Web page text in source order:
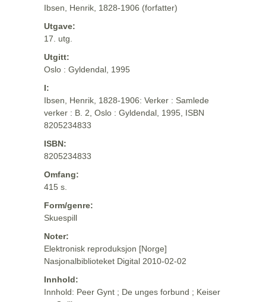
Ibsen, Henrik, 1828-1906 (forfatter)
Utgave:
17. utg.
Utgitt:
Oslo : Gyldendal, 1995
I:
Ibsen, Henrik, 1828-1906: Verker : Samlede
verker : B. 2, Oslo : Gyldendal, 1995, ISBN
8205234833
ISBN:
8205234833
Omfang:
415 s.
Form/genre:
Skuespill
Noter:
Elektronisk reproduksjon [Norge]
Nasjonalbiblioteket Digital 2010-02-02
Innhold:
Innhold: Peer Gynt ; De unges forbund ; Keiser